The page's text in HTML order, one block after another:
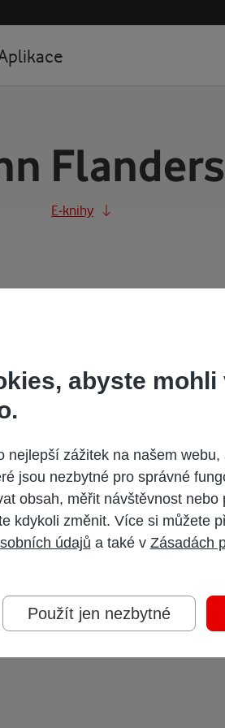
E-knihy
abyste mohli
nejlepší zážitek na našem webu,
jsou nezbytné pro správné
obsah, měřit návštěvnost nebo
kdykoli změnit. Více si můžete
údajů a také v Zásadách
Použít jen nezbytné